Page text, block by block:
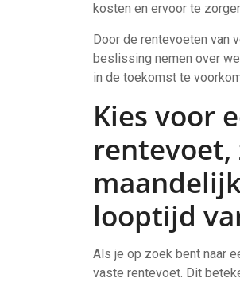
kosten en ervoor te
Door de rentevoeten van
beslissing nemen over
in de toekomst te
Kies voor
rentevoet,
looptijd
Als je op zoek bent naar
vaste rentevoet. Dit